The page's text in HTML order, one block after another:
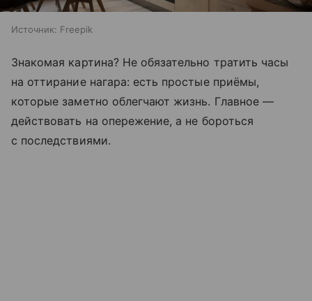
Источник: Freepik
Знакомая картина? Не обязательно тратить часы
на оттирание нагара: есть простые приёмы,
которые заметно облегчают жизнь. Главное —
действовать на опережение, а не бороться
с последствиями.